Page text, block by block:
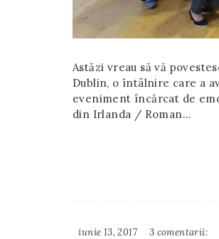
Astăzi vreau să vă
Dublin, o întâlnire care a
eveniment încărcat de
din Irlanda / Roman…
iunie 13, 2017 3 comentarii: